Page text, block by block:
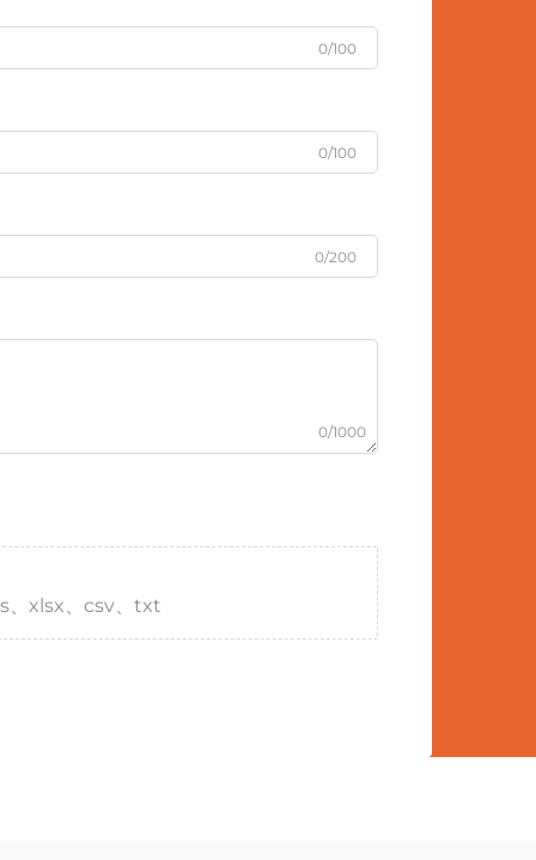
0/100
0/100
0/200
0/1000
xlsx、csv、txt